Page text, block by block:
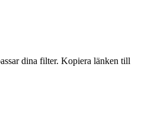
dina filter. Kopiera länken till